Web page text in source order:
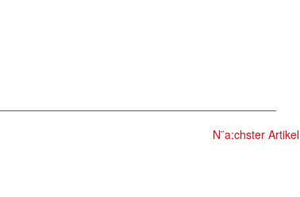
N¨a;chster Artikel